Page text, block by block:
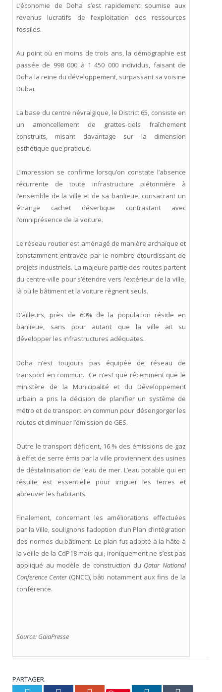
L’économie de Doha s’est rapidement soumise aux
revenus lucratifs de l’exploitation des ressources
fossiles.
Au point où en moins de trois ans, la démographie est
passée de 998 000 à 1 450 000 individus, faisant de
Doha la reine du développement, surpassant sa voisine
Dubaï.
La base du centre névralgique, le District 65, consiste en
un amoncellement de grattes-ciels fraîchement
construits, misant davantage sur la dimension
esthétique que pratique.
L’impression se confirme lorsqu’on constate l’absence
récurrente de toute infrastructure piétonnière à
l’ensemble de la ville et de sa banlieue, consacrant un
étrange cachet désertique contrastant avec
l’omniprésence de la voiture.
Le réseau routier est aménagé de manière archaïque et
constamment entravée par le nombre étourdissant de
projets industriels. La majeure partie des routes partent
du centre-ville pour s’étendre vers l’extérieur de la ville,
là où le bâtiment et la voiture règnent seuls.
D’ailleurs, près de 60% de la population réside en
banlieue, sans pour autant que la ville ait su
développer les infrastructures adéquates.
Doha n’est toujours pas équipée de réseau de
transport en commun. Ce n’est que récemment que le
ministère de la Municipalité et du Développement
urbain a pris la décision de planifier un système de
métro et de transport en commun pour désengorger les
routes et diminuer l’émission de GES.
Outre le transport déficient, 16 % des émissions de gaz
à effet de serre émis par la ville proviennent des usines
de déstalinisation de l’eau de mer. L’eau potable qui en
résulte est essentielle pour irriguer les terres et
abreuver les habitants.
Finalement, concernant les améliorations effectuées
par la Ville, soulignons l’adoption d’un Plan d’intégration
des normes du bâtiment. Le plan fut adopté à la hâte à
la veille de la CdP18 mais qui, ironiquement ne s’est pas
appliqué au modèle de construction du Qatar National
Conference Center(QNCC), bâti notamment aux fins de la
conférence.
Source: GaïaPresse
PARTAGER.